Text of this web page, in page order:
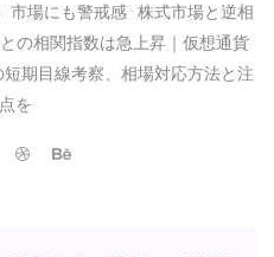
市場にも警戒感 · 株式市場と逆相
の相関指数は急上昇｜仮想通貨
短期目線考察、相場対応方法と注
を